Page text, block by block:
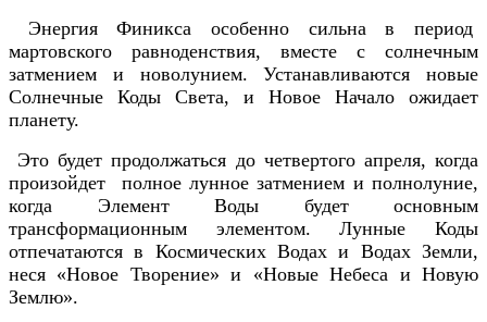
Энергия Финикса особенно сильна в период
мартовского равноденствия, вместе с солнечным
затмением и новолунием. Устанавливаются новые
Солнечные Коды Света, и Новое Начало ожидает
планету.
Это будет продолжаться до четвертого апреля, когда
произойдет полное лунное затмением и полнолуние,
когда Элемент Воды будет основным
трансформационным элементом. Лунные Коды
отпечатаются в Космических Водах и Водах Земли,
неся «Новое Творение» и «Новые Небеса и Новую
Землю».